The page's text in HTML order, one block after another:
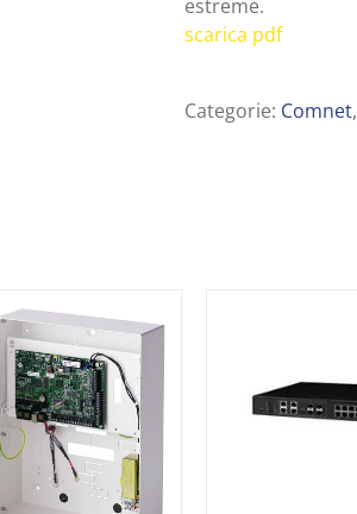
estreme.
scarica pdf
Categorie: Comnet,